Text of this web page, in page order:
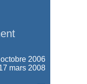
2006
mars 2008